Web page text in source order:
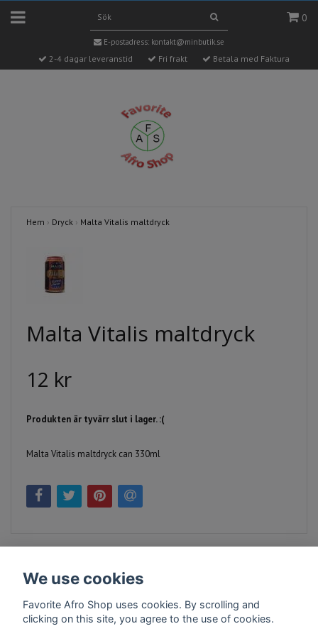
0
E-postadress: kontakt@minbutik.se
2-4 dagar leveranstid Fri frakt Betala med Faktura
Hem › Dryck › Malta Vitalis maltdryck
Malta Vitalis maltdryck
12 kr
Produkten är tyvärr slut i lager. :(
Malta Vitalis maltdryck can 330ml
We use cookies
Favorite Afro Shop uses cookies. By scrolling and
clicking on this site, you agree to the use of cookies.